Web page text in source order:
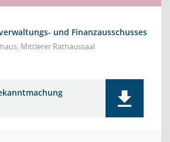
und Finanzausschusses
Mittlerer Rathaussaal